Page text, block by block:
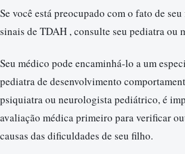
Se você está preocupado com o fato de
sinais de TDAH , consulte seu pediatra ou
Seu médico pode encaminhá-lo a um
pediatra de desenvolvimento
psiquiatra ou neurologista pediátrico, é
avaliação médica primeiro para verificar
causas das dificuldades de seu filho.